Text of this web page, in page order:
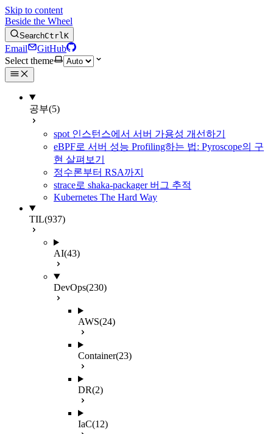
Skip to content
Beside the Wheel
SearchCtrlK
Email
GitHub
Select theme
공부(5)
spot 인스턴스에서 서버 가용성 개선하기
eBPF로 서버 성능 Profiling하는 법: Pyroscope의 구
현 살펴보기
정수론부터 RSA까지
strace로 shaka-packager 버그 추적
Kubernetes The Hard Way
TIL(937)
AI(43)
DevOps(230)
AWS(24)
Container(23)
DR(2)
IaC(12)